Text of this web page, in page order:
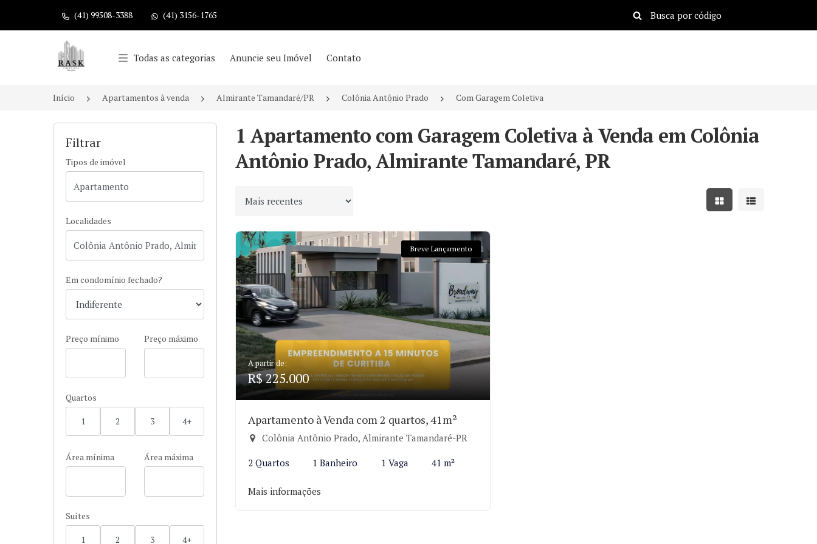
(41) 99508-3388 (41) 3156-1765
Página inicial
Todas as categorias Anuncie seu Imóvel Contato
Início Apartamentos à venda Almirante Tamandaré/PR Colônia Antônio Prado Com Garagem Coletiva
Filtrar
Tipos de imóvel
Localidades
Em condomínio fechado?
Preço mínimo Preço máximo
Quartos
1 2 3 4+
Área mínima Área máxima
Suítes
1 2 3 4+
1 Apartamento com Garagem Coletiva à Venda em Colônia
Antônio Prado, Almirante Tamandaré, PR
Ordenar por Mostrar resultados em
Mostrar
Breve Lançamento
A partir de:
R$ 225.000
Apartamento à Venda com 2 quartos, 41m²
Colônia Antônio Prado, Almirante Tamandaré-PR
2 Quartos 1 Banheiro 1 Vaga 41 m²
Mais informações